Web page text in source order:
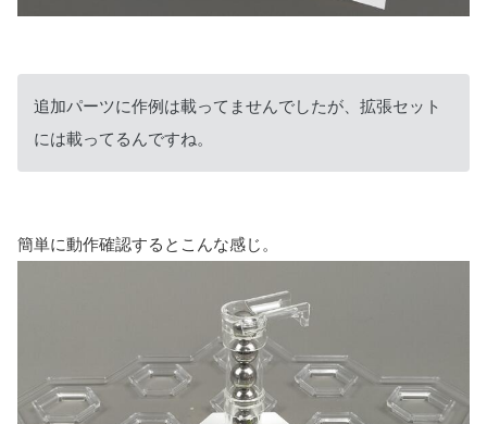
追加パーツに作例は載ってませんでしたが、拡張セット
には載ってるんですね。
簡単に動作確認するとこんな感じ。